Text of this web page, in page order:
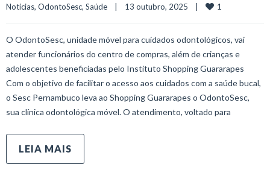
Notícias, OdontoSesc, Saúde
    |    13 outubro, 2025    |
1
O OdontoSesc, unidade móvel para cuidados odontológicos, vai
atender funcionários do centro de compras, além de crianças e
adolescentes beneficiadas pelo Instituto Shopping Guararapes
Com o objetivo de facilitar o acesso aos cuidados com a saúde bucal,
o Sesc Pernambuco leva ao Shopping Guararapes o OdontoSesc,
sua clínica odontológica móvel. O atendimento, voltado para
LEIA MAIS